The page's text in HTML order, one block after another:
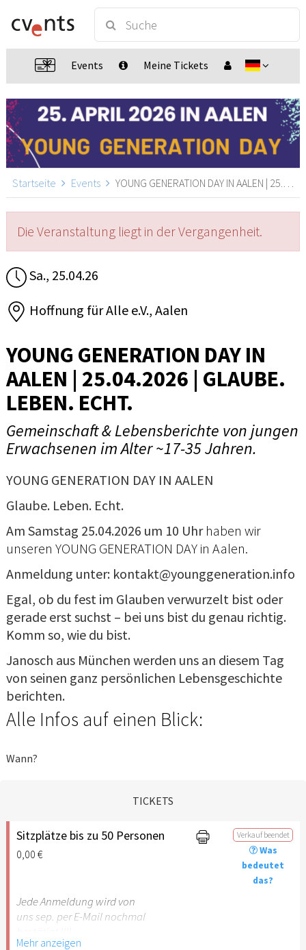
Events Meine Tickets
Startseite Events YOUNG GENERATION DAY IN AALEN | 25.04.2026 | GLAUBE. LEBEN. ECHT., Aalen
Die Veranstaltung liegt in der Vergangenheit.
Sa., 25.04.26
Hoffnung für Alle e.V., Aalen
YOUNG GENERATION DAY IN
AALEN | 25.04.2026 | GLAUBE.
LEBEN. ECHT.
Gemeinschaft & Lebensberichte von jungen
Erwachsenen im Alter ~17-35 Jahren.
YOUNG GENERATION DAY IN AALEN
Glaube. Leben. Echt.
Am Samstag 25.04.2026 um 10 Uhrhaben wir
unseren YOUNG GENERATION DAY in Aalen.
Anmeldung unter: kontakt@younggeneration.info
Egal, ob du fest im Glauben verwurzelt bist oder
gerade erst suchst – bei uns bist du genau richtig.
Komm so, wie du bist.
Janosch aus München werden uns an diesem Tag
von seinen ganz persönlichen Lebensgeschichte
berichten.
Alle Infos auf einen Blick:
Wann?
TICKETS
Sitzplätze bis zu 50 Personen
0,00 €
Verkauf beendet
Was
bedeutet
das?
Jede Anmeldung wird von
uns sep. per E-Mail nochmal
Mehr anzeigen